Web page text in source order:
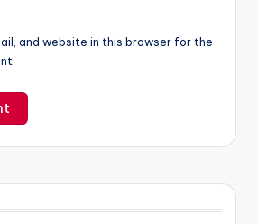
and website in this browser for the